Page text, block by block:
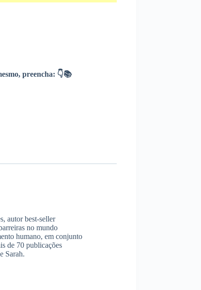
preencha: 👇📚
autor best-seller
no mundo
humano, em conjunto
de 70 publicações
Sarah.